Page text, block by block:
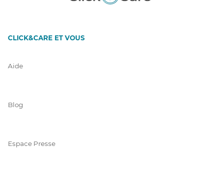
CLICK&CARE ET VOUS
Aide
Blog
Espace Presse